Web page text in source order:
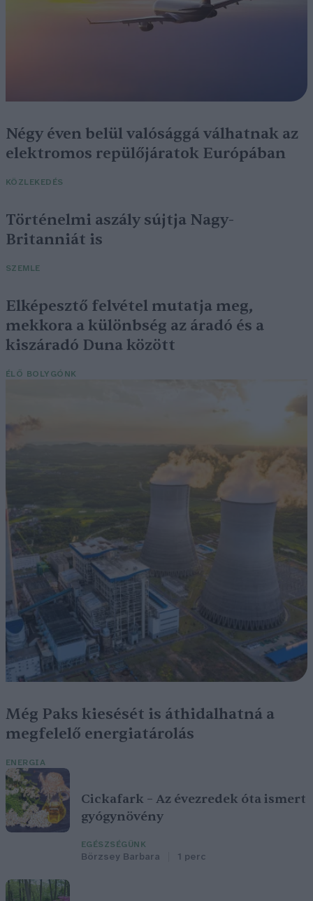
Négy éven belül valósággá válhatnak az
elektromos repülőjáratok Európában
KÖZLEKEDÉS
Történelmi aszály sújtja Nagy-
Britanniát is
SZEMLE
Elképesztő felvétel mutatja meg,
mekkora a különbség az áradó és a
kiszáradó Duna között
ÉLŐ BOLYGÓNK
Még Paks kiesését is áthidalhatná a
megfelelő energiatárolás
ENERGIA
Cickafark – Az évezredek óta ismert
gyógynövény
EGÉSZSÉGÜNK
Börzsey Barbara 1 perc